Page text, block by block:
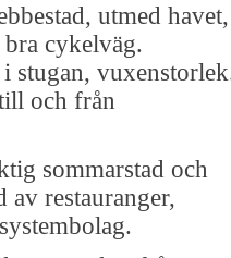
utmed havet,
cykelväg.
stugan,
och från
sommarstad och
restauranger,